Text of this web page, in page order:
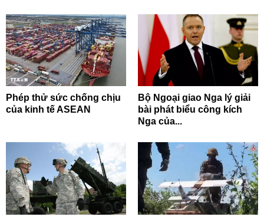
Phép thử sức chống chịu
của kinh tế ASEAN
Bộ Ngoại giao Nga lý giải
bài phát biểu công kích
Nga của...